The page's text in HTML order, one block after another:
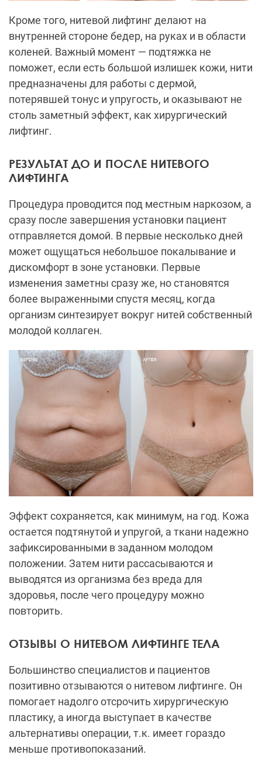
Кроме того, нитевой лифтинг делают на
внутренней стороне бедер, на руках и в области
коленей. Важный момент — подтяжка не
поможет, если есть большой излишек кожи, нити
предназначены для работы с дермой,
потерявшей тонус и упругость, и оказывают не
столь заметный эффект, как хирургический
лифтинг.
РЕЗУЛЬТАТ ДО И ПОСЛЕ НИТЕВОГО
ЛИФТИНГА
Процедура проводится под местным наркозом, а
сразу после завершения установки пациент
отправляется домой. В первые несколько дней
может ощущаться небольшое покалывание и
дискомфорт в зоне установки. Первые
изменения заметны сразу же, но становятся
более выраженными спустя месяц, когда
организм синтезирует вокруг нитей собственный
молодой коллаген.
Эффект сохраняется, как минимум, на год. Кожа
остается подтянутой и упругой, а ткани надежно
зафиксированными в заданном молодом
положении. Затем нити рассасываются и
выводятся из организма без вреда для
здоровья, после чего процедуру можно
повторить.
ОТЗЫВЫ О НИТЕВОМ ЛИФТИНГЕ ТЕЛА
Большинство специалистов и пациентов
позитивно отзываются о нитевом лифтинге. Он
помогает надолго отсрочить хирургическую
пластику, а иногда выступает в качестве
альтернативы операции, т.к. имеет гораздо
меньше противопоказаний.